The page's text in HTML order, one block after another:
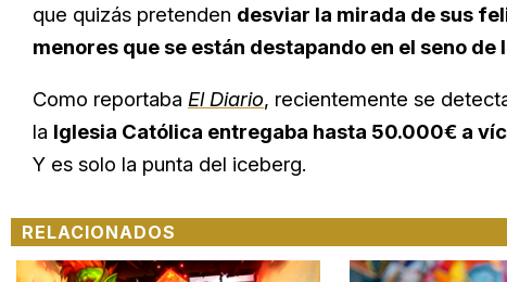
que quizás pretenden desviar la mirada de sus
menores que se están destapando en el seno de
Como reportaba El Diario, recientemente se
la Iglesia Católica entregaba hasta 50.000€ a
Y es solo la punta del iceberg.
RELACIONADOS